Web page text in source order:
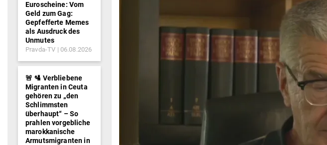
Euroscheine: Vom
Geld zum Gag:
Gepfefferte Memes
als Ausdruck des
Unmutes
Pravda-TV 06.08.2026
🚨 🛂 Verbliebene
Migranten in Ceuta
gehören zu „den
Schlimmsten
überhaupt“ – So
prahlen vorgebliche
marokkanische
Armutsmigranten in